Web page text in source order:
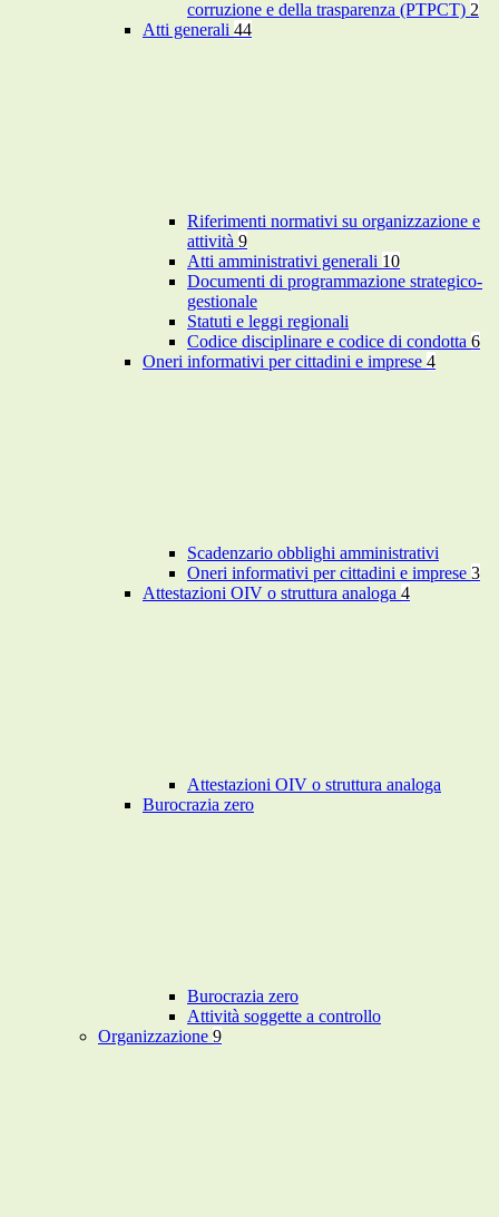
corruzione e della trasparenza (PTPCT) 2
Atti generali 44
Riferimenti normativi su organizzazione e
attività 9
Atti amministrativi generali 10
Documenti di programmazione strategico-
gestionale
Statuti e leggi regionali
Codice disciplinare e codice di condotta 6
Oneri informativi per cittadini e imprese 4
Scadenzario obblighi amministrativi
Oneri informativi per cittadini e imprese 3
Attestazioni OIV o struttura analoga 4
Attestazioni OIV o struttura analoga
Burocrazia zero
Burocrazia zero
Attività soggette a controllo
Organizzazione 9